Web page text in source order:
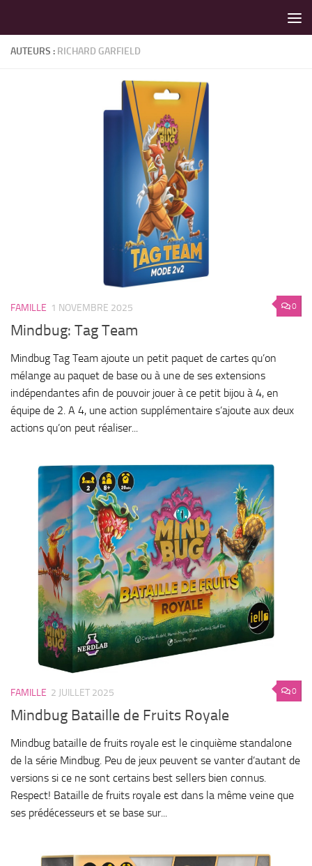
AUTEURS : RICHARD GARFIELD
0
FAMILLE 1 NOVEMBRE 2025
Mindbug: Tag Team
Mindbug Tag Team ajoute un petit paquet de cartes qu’on
mélange au paquet de base ou à une de ses extensions
indépendantes afin de pouvoir jouer à ce petit bijou à 4, en
équipe de 2. A 4, une action supplémentaire s’ajoute aux deux
actions qu’on peut réaliser...
0
FAMILLE 2 JUILLET 2025
Mindbug Bataille de Fruits Royale
Mindbug bataille de fruits royale est le cinquième standalone
de la série Mindbug. Peu de jeux peuvent se vanter d’autant de
versions si ce ne sont certains best sellers bien connus.
Respect! Bataille de fruits royale est dans la même veine que
ses prédécesseurs et se base sur...